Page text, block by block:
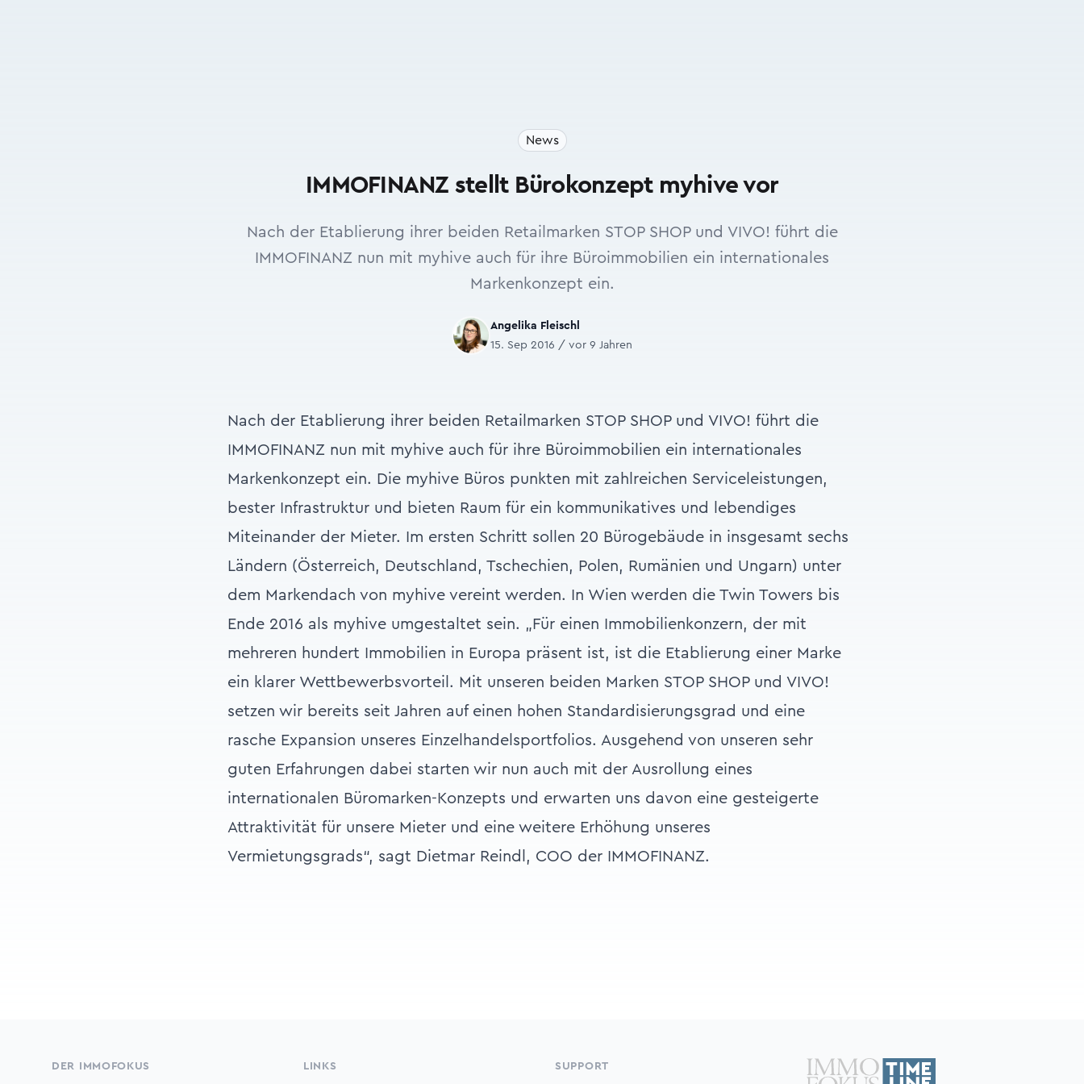
News
IMMOFINANZ stellt Bürokonzept myhive vor
Nach der Etablierung ihrer beiden Retailmarken STOP SHOP und VIVO! führt die
IMMOFINANZ nun mit myhive auch für ihre Büroimmobilien ein internationales
Markenkonzept ein.
Angelika Fleischl
15. Sep 2016 / vor 9 Jahren
Nach der Etablierung ihrer beiden Retailmarken STOP SHOP und VIVO! führt die
IMMOFINANZ nun mit myhive auch für ihre Büroimmobilien ein internationales
Markenkonzept ein. Die myhive Büros punkten mit zahlreichen Serviceleistungen,
bester Infrastruktur und bieten Raum für ein kommunikatives und lebendiges
Miteinander der Mieter. Im ersten Schritt sollen 20 Bürogebäude in insgesamt sechs
Ländern (Österreich, Deutschland, Tschechien, Polen, Rumänien und Ungarn) unter
dem Markendach von myhive vereint werden. In Wien werden die Twin Towers bis
Ende 2016 als myhive umgestaltet sein. „Für einen Immobilienkonzern, der mit
mehreren hundert Immobilien in Europa präsent ist, ist die Etablierung einer Marke
ein klarer Wettbewerbsvorteil. Mit unseren beiden Marken STOP SHOP und VIVO!
setzen wir bereits seit Jahren auf einen hohen Standardisierungsgrad und eine
rasche Expansion unseres Einzelhandelsportfolios. Ausgehend von unseren sehr
guten Erfahrungen dabei starten wir nun auch mit der Ausrollung eines
internationalen Büromarken-Konzepts und erwarten uns davon eine gesteigerte
Attraktivität für unsere Mieter und eine weitere Erhöhung unseres
Vermietungsgrads“, sagt Dietmar Reindl, COO der IMMOFINANZ.
DER IMMOFOKUS LINKS SUPPORT